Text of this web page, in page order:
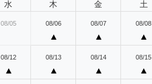
水 木 金 土
08/05 08/06
▲
08/07
▲
08/08
▲
08/12
▲
08/13
▲
08/14
▲
08/15
▲